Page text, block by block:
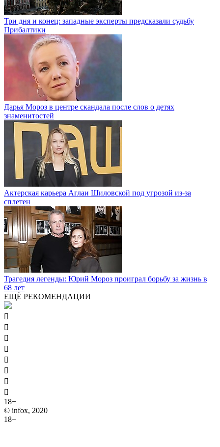
Три дня и конец: западные эксперты предсказали судьбу
Прибалтики
Дарья Мороз в центре скандала после слов о детях
знаменитостей
Актерская карьера Аглаи Шиловской под угрозой из-за
сплетен
Трагедия легенды: Юрий Мороз проиграл борьбу за жизнь в
68 лет
ЕЩЁ РЕКОМЕНДАЦИИ








18+
© infox, 2020
18+